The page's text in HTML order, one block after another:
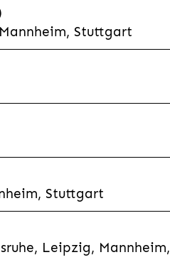
Stuttgart
Stuttgart
Leipzig, Mannheim,